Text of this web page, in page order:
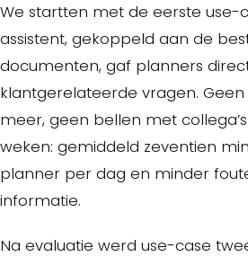
We startten met de eerste use-
assistent, gekoppeld aan de
documenten, gaf planners
klantgerelateerde vragen.
meer, geen bellen met
weken: gemiddeld zeventien
planner per dag en minder
informatie.
Na evaluatie werd use-case